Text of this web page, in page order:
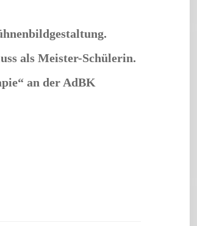
als Meister-Schülerin.
an der AdBK